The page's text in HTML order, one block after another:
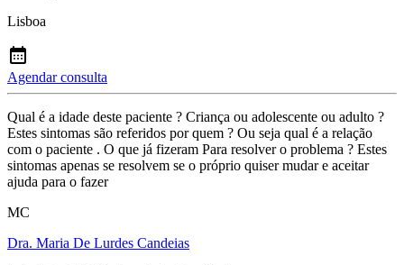
Lisboa
Agendar consulta
Qual é a idade deste paciente ? Criança ou adolescente ou adulto ?
Estes sintomas são referidos por quem ? Ou seja qual é a relação
com o paciente . O que já fizeram Para resolver o problema ? Estes
sintomas apenas se resolvem se o próprio quiser mudar e aceitar
ajuda para o fazer
MC
Dra. Maria De Lurdes Candeias